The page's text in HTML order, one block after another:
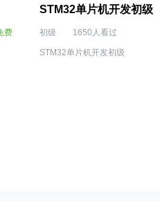
费
STM32单片机开发初级
初级 1650人看过
STM32单片机开发初级